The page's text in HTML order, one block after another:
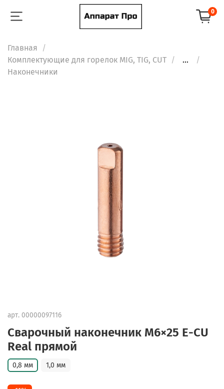
0
Главная
Комплектующие для горелок MIG, TIG, CUT
...
Наконечники
арт. 00000097116
Сварочный наконечник M6×25 E-CU
Real прямой
0,8 мм 1,0 мм